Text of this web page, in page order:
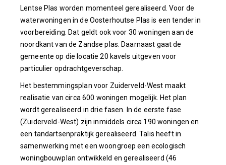
Lentse Plas worden momenteel gerealiseerd. Voor de
waterwoningen in de Oosterhoutse Plas is een tender in
voorbereiding. Dat geldt ook voor 30 woningen aan de
noordkant van de Zandse plas. Daarnaast gaat de
gemeente op die locatie 20 kavels uitgeven voor
particulier opdrachtgeverschap.
Het bestemmingsplan voor Zuiderveld-West maakt
realisatie van circa 600 woningen mogelijk. Het plan
wordt gerealiseerd in drie fasen. In de eerste fase
(Zuiderveld-West) zijn inmiddels circa 190 woningen en
een tandartsenpraktijk gerealiseerd. Talis heeft in
samenwerking met een woongroep een ecologisch
woningbouwplan ontwikkeld en gerealiseerd (46